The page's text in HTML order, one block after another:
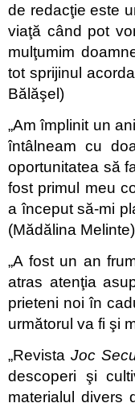
de redacţie este
viaţă când pot
mulţumim
tot sprijinul
Bălăşel)
„Am împlinit un
întâlneam cu
oportunitatea să
fost primul meu
a început să-mi
(Mădălina Melinte)
„A fost un an
atras atenţia
prieteni noi în
următorul va fi şi
„Revista Joc
descoperi şi
materialul divers